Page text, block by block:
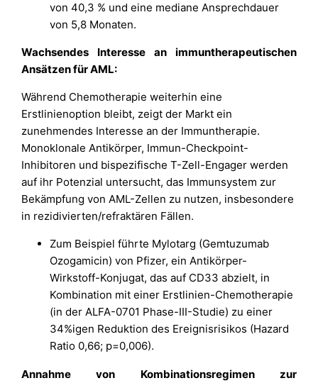
von 40,3 % und eine mediane Ansprechdauer
von 5,8 Monaten.
Wachsendes Interesse an immuntherapeutischen
Ansätzen für AML:
Während Chemotherapie weiterhin eine
Erstlinienoption bleibt, zeigt der Markt ein
zunehmendes Interesse an der Immuntherapie.
Monoklonale Antikörper, Immun-Checkpoint-
Inhibitoren und bispezifische T-Zell-Engager werden
auf ihr Potenzial untersucht, das Immunsystem zur
Bekämpfung von AML-Zellen zu nutzen, insbesondere
in rezidivierten/refraktären Fällen.
Zum Beispiel führte Mylotarg (Gemtuzumab
Ozogamicin) von Pfizer, ein Antikörper-
Wirkstoff-Konjugat, das auf CD33 abzielt, in
Kombination mit einer Erstlinien-Chemotherapie
(in der ALFA-0701 Phase-III-Studie) zu einer
34%igen Reduktion des Ereignisrisikos (Hazard
Ratio 0,66; p=0,006).
Annahme von Kombinationsregimen zur